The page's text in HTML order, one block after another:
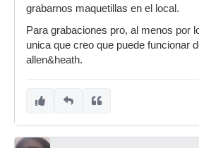
grabarnos maquetillas en el local.
Para grabaciones pro, al menos por
unica que creo que puede funcionar
allen&heath.